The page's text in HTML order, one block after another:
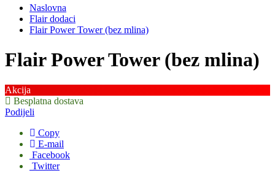
Naslovna
Flair dodaci
Flair Power Tower (bez mlina)
Flair Power Tower (bez mlina)
Akcija
Besplatna dostava
Podijeli
Copy
E-mail
Facebook
Twitter